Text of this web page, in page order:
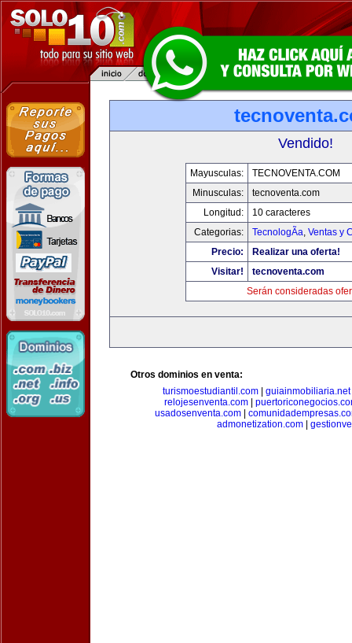
Vendido!
Mayusculas:
TECNOVENTA.COM
Minusculas:
tecnoventa.com
Longitud:
10 caracteres
Categorias:
TecnologÃ­a, Ventas y
Precio:
Realizar una oferta!
Visitar!
tecnoventa.com
Serán consideradas
Otros dominios en venta:
turismoestudiantil.com| guiainmobiliaria.net
relojesenventa.com|
usadosenventa.com|
admonetization.com|